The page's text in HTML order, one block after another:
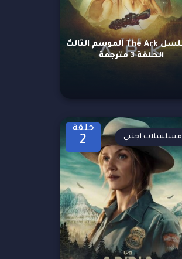
مسلسل The Ark الموسم الثالث
الحلقة 3 مترجمة
حلقة
2 مسلسلات اجنبي